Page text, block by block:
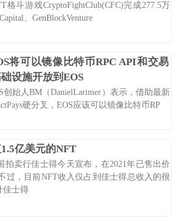
格斗游戏CryptoFightClub(CFC)完成277.5万
、GenBlockVenture
将可以镜像比特币RPC API和交易
设施开放到EOS
创始人BM（DanielLarimer）表示，借助最新
硬分叉，EOS应该可以镜像比特币RP
亿美元的NFT
拍卖行佳士得今天宣布，在2021年已售出价
过，目前NFT收入仅占到佳士得总收入的很
佳士得